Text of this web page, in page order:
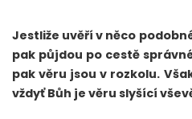
Jestliže uvěří v něco
pak půjdou po cestě
pak věru jsou v rozkolu.
vždyť Bůh je věru slyšící